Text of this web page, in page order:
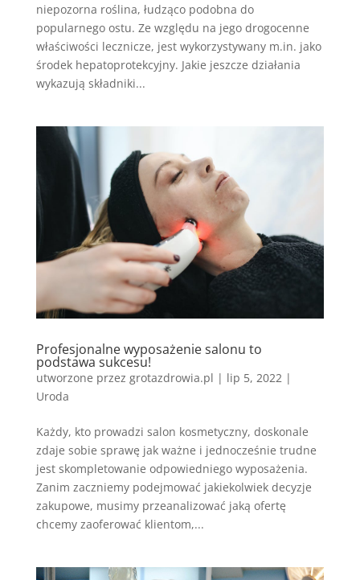
niepozorna roślina, łudząco podobna do
popularnego ostu. Ze względu na jego drogocenne
właściwości lecznicze, jest wykorzystywany m.in. jako
środek hepatoprotekcyjny. Jakie jeszcze działania
wykazują składniki...
Profesjonalne wyposażenie salonu to
podstawa sukcesu!
utworzone przez grotazdrowia.pl | lip 5, 2022|
Uroda
Każdy, kto prowadzi salon kosmetyczny, doskonale
zdaje sobie sprawę jak ważne i jednocześnie trudne
jest skompletowanie odpowiedniego wyposażenia.
Zanim zaczniemy podejmować jakiekolwiek decyzje
zakupowe, musimy przeanalizować jaką ofertę
chcemy zaoferować klientom,...